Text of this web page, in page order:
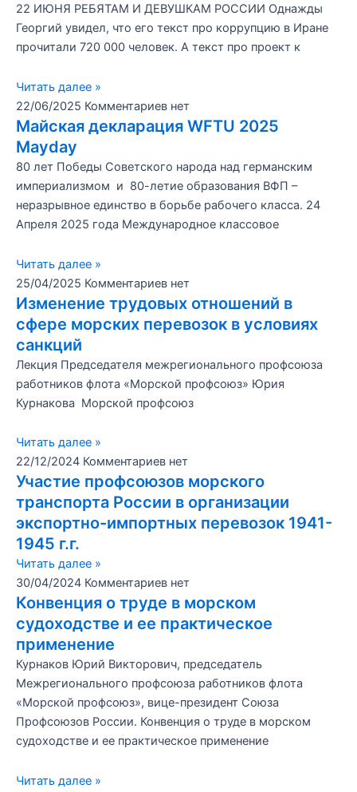
22 ИЮНЯ РЕБЯТАМ И ДЕВУШКАМ РОССИИ Однажды
Георгий увидел, что его текст про коррупцию в Иране
прочитали 720 000 человек. А текст про проект к
Читать далее »
22/06/2025 Комментариев нет
Майская декларация WFTU 2025
Mayday
80 лет Победы Советского народа над германским
империализмом и 80-летие образования ВФП –
неразрывное единство в борьбе рабочего класса. 24
Апреля 2025 года Международное классовое
Читать далее »
25/04/2025 Комментариев нет
Изменение трудовых отношений в
сфере морских перевозок в условиях
санкций
Лекция Председателя межрегионального профсоюза
работников флота «Морской профсоюз» Юрия
Курнакова Морской профсоюз
Читать далее »
22/12/2024 Комментариев нет
Участие профсоюзов морского
транспорта России в организации
экспортно-импортных перевозок 1941-
1945 г.г.
Читать далее »
30/04/2024 Комментариев нет
Конвенция о труде в морском
судоходстве и ее практическое
применение
Курнаков Юрий Викторович, председатель
Межрегионального профсоюза работников флота
«Морской профсоюз», вице-президент Союза
Профсоюзов России. Конвенция о труде в морском
судоходстве и ее практическое применение
Читать далее »